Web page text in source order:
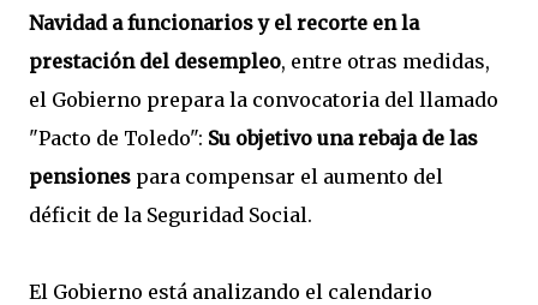
Navidad a funcionarios y el recorte en la
prestación del desempleo, entre otras medidas,
el Gobierno prepara la convocatoria del llamado
"Pacto de Toledo": Su objetivo una rebaja de las
pensiones para compensar el aumento del
déficit de la Seguridad Social.
El Gobierno está analizando el calendario